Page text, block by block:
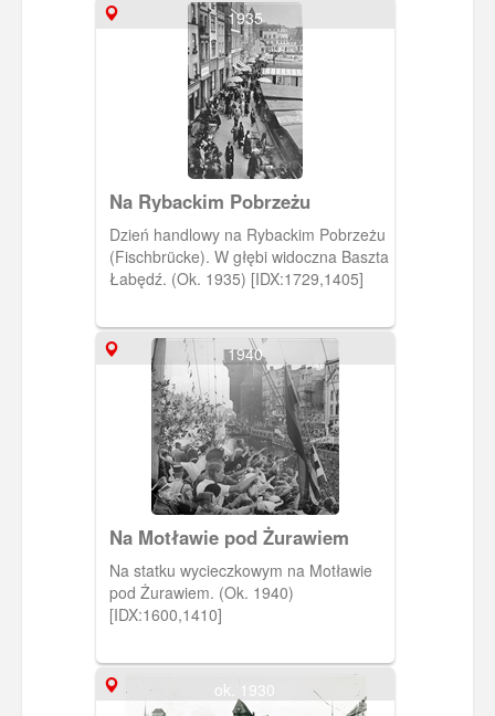
1935
Na Rybackim Pobrzeżu
Dzień handlowy na Rybackim Pobrzeżu
(Fischbrücke). W głębi widoczna Baszta
Łabędź. (Ok. 1935) [IDX:1729,1405]
1940
Na Motławie pod Żurawiem
Na statku wycieczkowym na Motławie
pod Żurawiem. (Ok. 1940)
[IDX:1600,1410]
ok. 1930